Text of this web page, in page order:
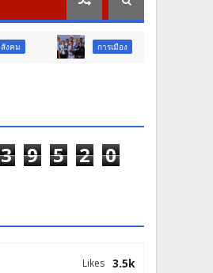
การเมือง ภูมิภาค
3 9 5 2 0
3.5k
Likes